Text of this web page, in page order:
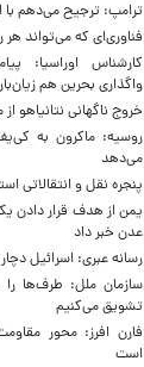
ترامپ: ترجیح می‌دهم با
فناوری‌ای که می‌تواند هر
کارشناس اوراسیا:
واگذاری بحرین هم
خروج ناگهانی نتانیاهو
روسیه: ماکرون به
می‌دهد
پنجره‌ نقل و انتقالاتی
یمن از هدف قرار دادن
عدن خبر داد
رسانه عبری: اسرائیل
سازمان ملل: طرف‌ها را
تشویق می‌کنیم
فارن افرز: محور
است